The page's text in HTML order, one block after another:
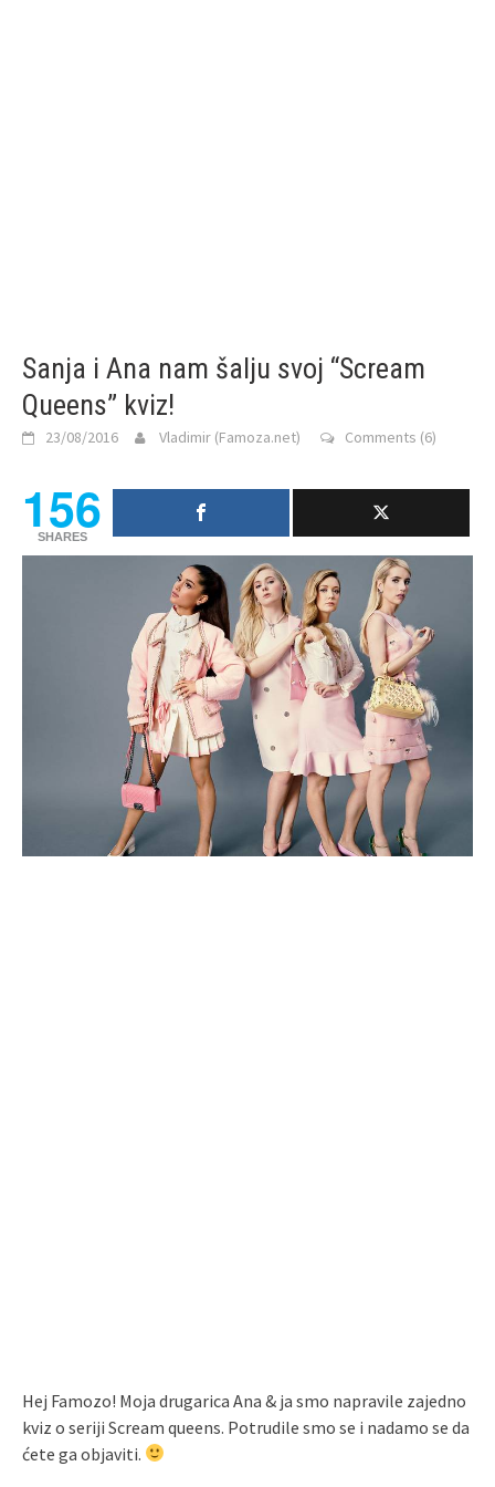
Sanja i Ana nam šalju svoj “Scream
Queens” kviz!
23/08/2016 Vladimir (Famoza.net) Comments (6)
156
SHARES
Hej Famozo! Moja drugarica Ana & ja smo napravile zajedno
kviz o seriji Scream queens. Potrudile smo se i nadamo se da
ćete ga objaviti.